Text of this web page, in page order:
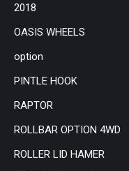
2018
OASIS WHEELS
option
PINTLE HOOK
RAPTOR
ROLLBAR OPTION 4WD
ROLLER LID HAMER